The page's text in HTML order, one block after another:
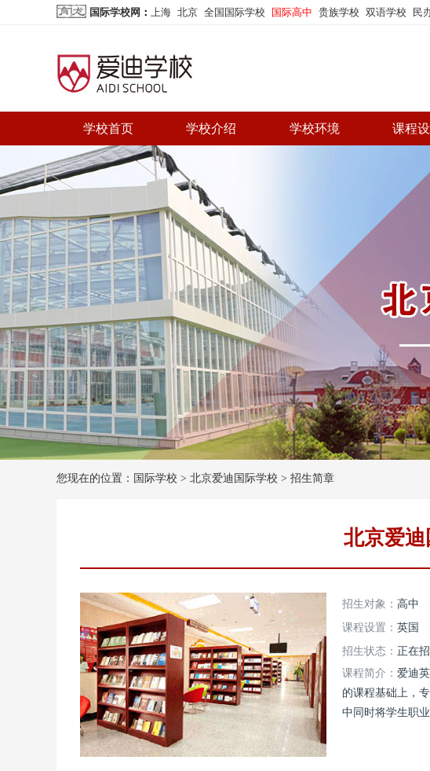
国际学校网 ： 上海 北京 全国国际学校 国际高中 贵族学校 双语学校 民
学校首页 学校介绍 学校环境 课程
您现在的位置：国际学校 > 北京爱迪国际学校 > 招生简章
北京爱
招生对象： 高中
课程设置： 英国
招生状态： 正在
课程简介： 爱迪
的课程基础上，
中同时将学生职